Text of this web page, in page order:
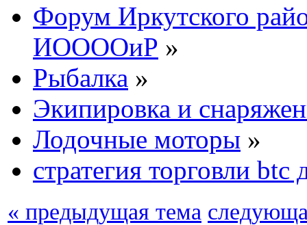
Форум Иркутского
ИООООиР »
Рыбалка »
Экипировка и
Лодочные моторы »
стратегия торговли btc
« предыдущая тема